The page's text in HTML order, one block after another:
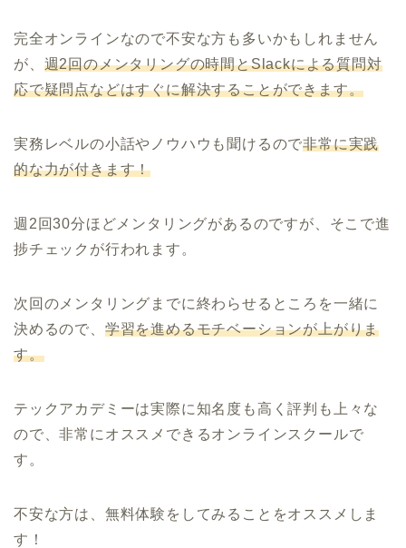
完全オンラインなので不安な方も多いかもしれません
が、 週2回のメンタリングの時間とSlackによる質問対
応で疑問点などはすぐに解決することができます。
実務レベルの小話やノウハウも聞けるので非常に実践
的な力が付きます！
週2回30分ほどメンタリングがあるのですが、そこで進
捗チェックが行われます。
次回のメンタリングまでに終わらせるところを一緒に
決めるので、 学習を進めるモチベーションが上がりま
す。
テックアカデミーは実際に知名度も高く評判も上々な
ので、非常にオススメできるオンラインスクールで
す。
不安な方は、無料体験をしてみることをオススメしま
す！